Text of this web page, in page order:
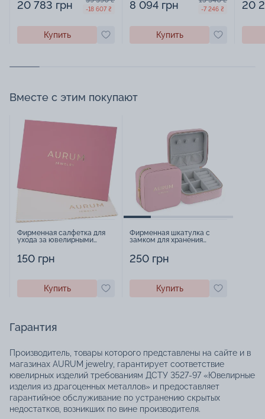
20 783 грн -18 607 ₴
Купить
8 094 грн -7 246 ₴
Купить
20
Вместе с этим покупают
Фирменная салфетка для
ухода за ювелирными
150 грн
Купить
Фирменная шкатулка с
замком для хранения
250 грн
Купить
Гарантия
Производитель, товары которого представлены на сайте и в
магазинах AURUM jewelry, гарантирует соответствие
ювелирных изделий требованиям ДСТУ 3527-97 «Ювелирные
изделия из драгоценных металлов» и предоставляет
гарантийное обслуживание по устранению скрытых
недостатков, возникших по вине производителя.